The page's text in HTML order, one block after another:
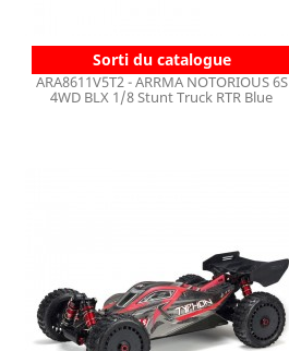
Sorti du catalogue
ARA8611V5T2 - ARRMA NOTORIOUS 6S
4WD BLX 1/8 Stunt Truck RTR Blue